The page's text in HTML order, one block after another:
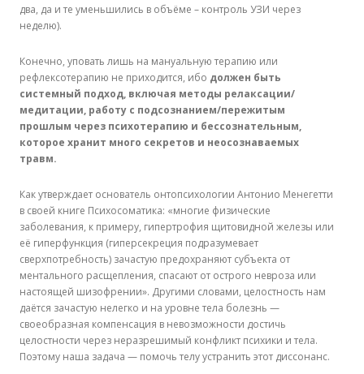
два, да и те уменьшились в объёме – контроль УЗИ через
неделю).
Конечно, уповать лишь на мануальную терапию или
рефлексотерапию не приходится, ибо должен быть
системный подход, включая методы релаксации/
медитации, работу с подсознанием/пережитым
прошлым через психотерапию и бессознательным,
которое хранит много секретов и неосознаваемых
травм.
Как утверждает основатель онтопсихологии Антонио Менегетти
в своей книге Психосоматика: «многие физические
заболевания, к примеру, гипертрофия щитовидной железы или
её гиперфункция (гиперсекреция подразумевает
сверхпотребность) зачастую предохраняют субъекта от
ментального расщепления, спасают от острого невроза или
настоящей шизофрении». Другими словами, целостность нам
даётся зачастую нелегко и на уровне тела болезнь —
своеобразная компенсация в невозможности достичь
целостности через неразрешимый конфликт психики и тела.
Поэтому наша задача — помочь телу устранить этот диссонанс.